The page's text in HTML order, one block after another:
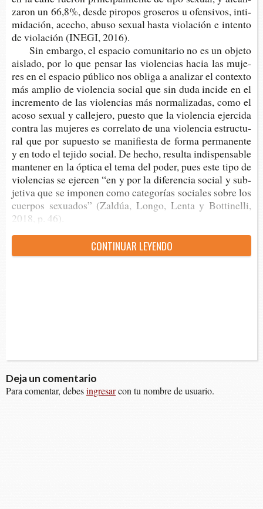
za­ron un 66,8%, desde piro­pos gro­se­ros u ofen­si­vos, inti­
mi­da­ción, ace­cho, abuso sexual hasta vio­la­ción e inten­to
de vio­la­ción (INEGI, 2016).
Sin embar­go, el espa­cio comu­ni­ta­rio no es un obje­to
ais­la­do, por lo que pen­sar las vio­len­cias hacia las muje­
res en el espa­cio públi­co nos obli­ga a ana­li­zar el con­tex­to
más amplio de vio­len­cia social que sin duda inci­de en el
incre­men­to de las vio­len­cias más nor­ma­li­za­das, como el
acoso sexual y calle­je­ro, pues­to que la vio­len­cia ejer­ci­da
con­tra las muje­res es corre­la­to de una vio­len­cia estruc­tu­
ral que por supues­to se mani­fies­ta de forma per­ma­nen­te
y en todo el teji­do social. De hecho, resul­ta indis­pen­sa­ble
man­te­ner en la ópti­ca el tema del poder, pues este tipo de
vio­len­cias se ejer­cen “en y por la dife­ren­cia social y sub­
je­ti­va que se impo­nen como cate­go­rías socia­les sobre los
cuer­pos sexua­dos” (Zal­dúa, Longo, Lenta y Bot­ti­ne­lli,
2018, p. 46).
CON­TI­NUAR LEYENDO
Deja un comentario
Para comentar, debesingresarcon tu nombre de usuario.